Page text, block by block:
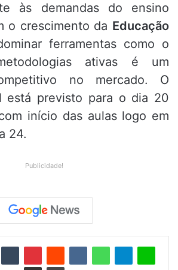
às demandas do ensino
o crescimento da Educação
ferramentas como o
ativas é um
no mercado. O
está previsto para o dia 20
início das aulas logo em
24.
Publicidade!